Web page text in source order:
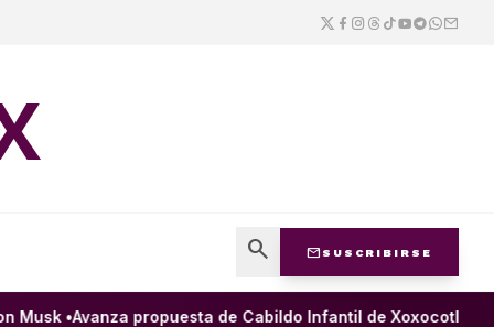
search mail SUSCRIBIRSE
•Avanza propuesta de Cabildo Infantil de Xoxocotlán